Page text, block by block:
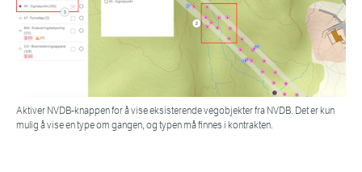
Aktiver NVDB-knappen for å vise eksisterende vegobjekter fra NVDB. Det er kun
mulig å vise en type om gangen, og typen må finnes i kontrakten.